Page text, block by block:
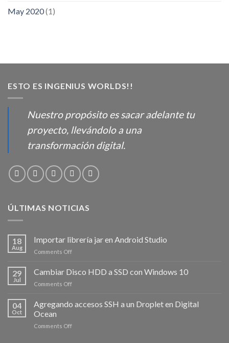
May 2020(1)
ESTO ES INGENIUS WORLDS!!
Nuestro propósito es sacar adelante tu
proyecto, llevándolo a una
transformación digital.
ÚLTIMAS NOTICIAS
18
Aug
Importar librería jar en Android Studio
Comments Offon
librería
jar
en
Studio
29
Jul
Cambiar Disco HDD a SSD con Windows 10
Comments Offon
HDD
SSD
04
Oct
Agregando accesos SSH a un Droplet en Digital
Ocean
Comments Offon